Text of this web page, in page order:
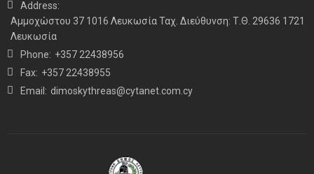
ΝΕΑ ΤΕΛΕΥΤΑΙΑ ΝΕΑ
Η παρουσία μας στο 41ο Συνέδριο της ΠΣΕΚΑ στην
Ουάσινγκτον
Address:
Αμμοχώστου 37 1016 Λευκωσία Ταχ. Διεύθυνση: Τ.Θ. 29636 1721
Λευκωσία
Phone: +357 22438956
Fax: +357 22438955
Email: dimoskythreas@cytanet.com.cy